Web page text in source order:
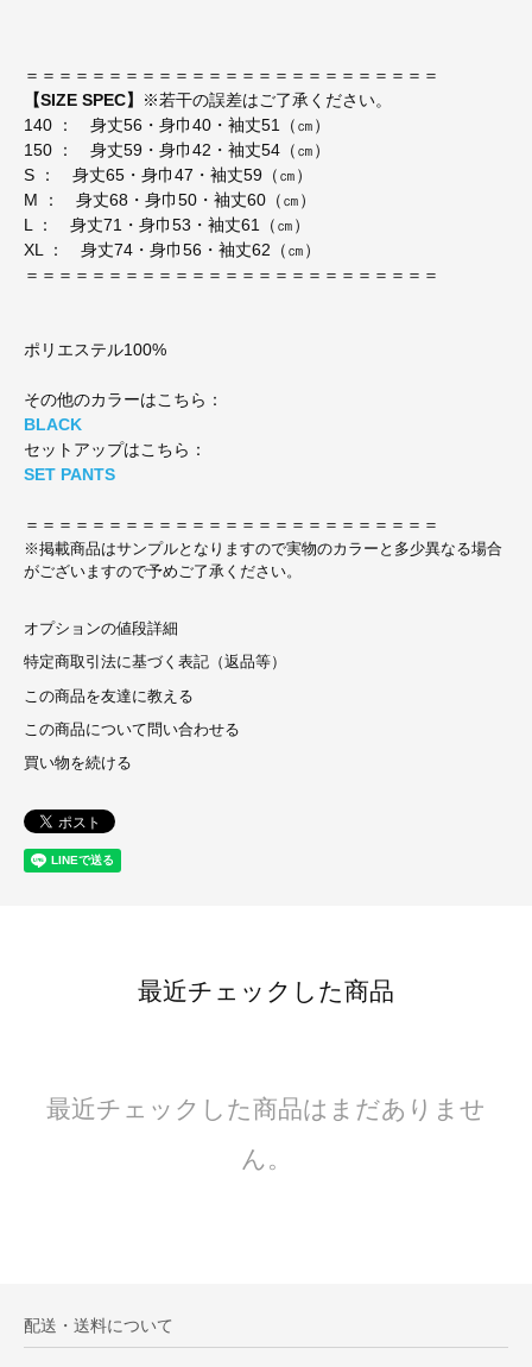
＝＝＝＝＝＝＝＝＝＝＝＝＝＝＝＝＝＝＝＝＝＝＝＝＝
【SIZE SPEC】
※若干の誤差はご了承ください。
140 ： 身丈56・身巾40・袖丈51（㎝）
150 ： 身丈59・身巾42・袖丈54（㎝）
S ： 身丈65・身巾47・袖丈59（㎝）
M ： 身丈68・身巾50・袖丈60（㎝）
L ： 身丈71・身巾53・袖丈61（㎝）
XL ： 身丈74・身巾56・袖丈62（㎝）
＝＝＝＝＝＝＝＝＝＝＝＝＝＝＝＝＝＝＝＝＝＝＝＝＝
ポリエステル100%
その他のカラーはこちら：
BLACK
セットアップはこちら：
SET PANTS
＝＝＝＝＝＝＝＝＝＝＝＝＝＝＝＝＝＝＝＝＝＝＝＝＝
※掲載商品はサンプルとなりますので実物のカラーと多少異なる場合
がございますので予めご了承ください。
オプションの値段詳細
特定商取引法に基づく表記（返品等）
この商品を友達に教える
この商品について問い合わせる
買い物を続ける
最近チェックした商品
最近チェックした商品はまだありませ
ん。
配送・送料について